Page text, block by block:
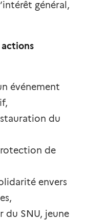
général,
événement
du
de
envers
du SNU, jeune